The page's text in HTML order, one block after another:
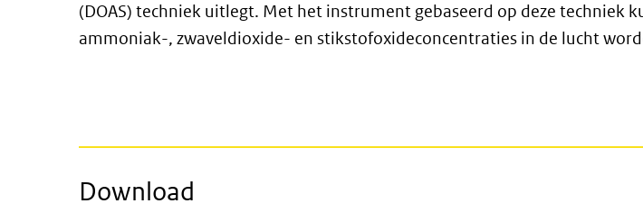
(DOAS) techniek uitlegt. Met het instrument gebaseerd op deze techniek
ammoniak-, zwaveldioxide- en stikstofoxideconcentraties in de lucht
Download